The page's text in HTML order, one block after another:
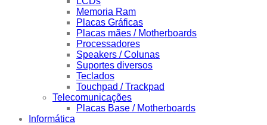
Memoria Ram
Placas Gráficas
Placas mães / Motherboards
Processadores
Speakers / Colunas
Suportes diversos
Teclados
Touchpad / Trackpad
Telecomunicações
Placas Base / Motherboards
Informática